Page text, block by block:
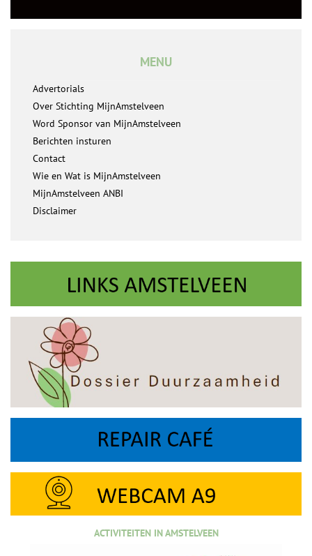
MENU
Advertorials
Over Stichting MijnAmstelveen
Word Sponsor van MijnAmstelveen
Berichten insturen
Contact
Wie en Wat is MijnAmstelveen
MijnAmstelveen ANBI
Disclaimer
ACTIVITEITEN IN AMSTELVEEN